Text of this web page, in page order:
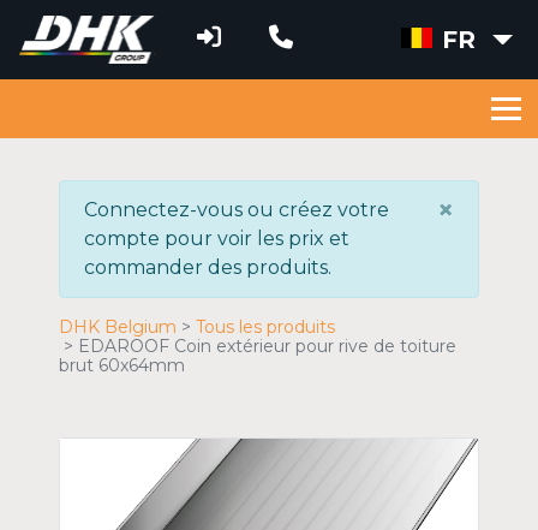
FR
×
Connectez-vous ou créez votre
compte pour voir les prix et
commander des produits.
DHK Belgium
Tous les produits
EDAROOF Coin extérieur pour rive de toiture
brut 60x64mm